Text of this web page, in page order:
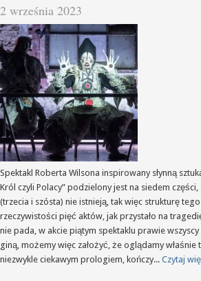
2 września 2023
Spektakl Roberta Wilsona inspirowany słynną
Król czyli Polacy” podzielony jest na siedem
(trzecia i szósta) nie istnieją, tak więc strukturę
rzeczywistości pięć aktów, jak przystało na
nie pada, w akcie piątym spektaklu prawie
giną, możemy więc założyć, że oglądamy właśnie
niezwykle ciekawym prologiem, kończy... Czytaj